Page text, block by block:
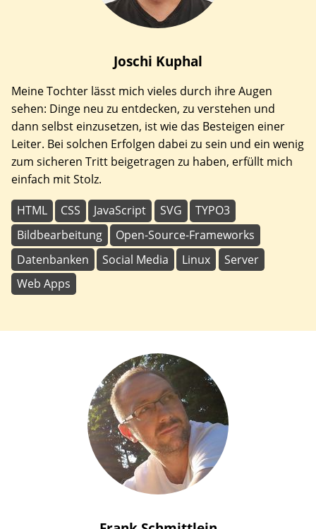
Joschi Kuphal
Meine Tochter lässt mich vieles durch ihre Augen
sehen: Dinge neu zu entdecken, zu verstehen und
dann selbst einzusetzen, ist wie das Besteigen einer
Leiter. Bei solchen Erfolgen dabei zu sein und ein wenig
zum sicheren Tritt beigetragen zu haben, erfüllt mich
einfach mit Stolz.
HTML CSS JavaScript SVG
TYPO3
Bildbearbeitung
Open-Source-Frameworks
Datenbanken
Social Media Linux
Server
Web Apps